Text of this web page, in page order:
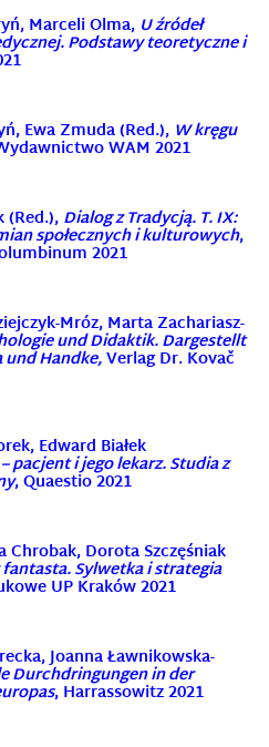
Marceli Olma, U źródeł
Podstawy teoretyczne i
Ewa Zmuda (Red.), W kręgu
WAM 2021
(Red.), Dialog z Tradycją. T. IX:
społecznych i kulturowych,
2021
Mróz, Marta Zachariasz-
und Didaktik. Dargestellt
Handke,Verlag Dr. Kovač
Edward Białek
pacjent i jego lekarz. Studia z
, Quaestio 2021
Chrobak, Dorota Szczęśniak
fantasta. Sylwetka i strategia
UP Kraków 2021
Joanna Ławnikowska-
Durchdringungen in der
, Harrassowitz 2021